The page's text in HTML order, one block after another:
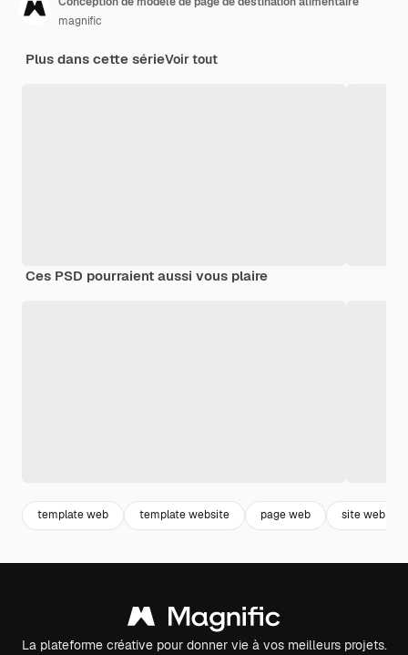
magnific
Plus dans cette sérieVoir tout
Ces PSD pourraient aussi vous plaire
template web template website page web site web
La plateforme créative pour donner vie à vos meilleurs projets.